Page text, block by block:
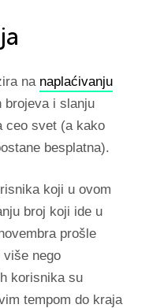
na naplaćivanju
i slanju
svet (a kako
besplatna).
koji u ovom
broj koji ide u
prošle
nego
korisnika su
tempom do kraja